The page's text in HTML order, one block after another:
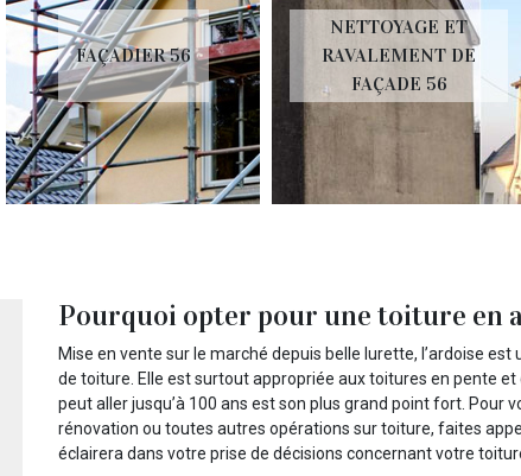
FAÇADIER 56
NETTOYAGE ET
RAVALEMENT DE
FAÇADE 56
Pourquoi opter pour une toiture en
Mise en vente sur le marché depuis belle lurette, l’ardoise
de toiture. Elle est surtout appropriée aux toitures en pente et
peut aller jusqu’à 100 ans est son plus grand point fort. Pour
rénovation ou toutes autres opérations sur toiture, faites
éclairera dans votre prise de décisions concernant votre